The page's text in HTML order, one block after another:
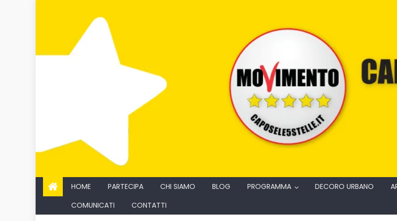
HOME PARTECIPA CHI SIAMO BLOG PROGRAMMA DECORO URBANO
COMUNICATI
CONTATTI